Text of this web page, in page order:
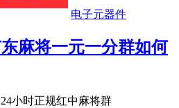
电子元器件
麻将一元一分群如何
小时正规红中麻将群